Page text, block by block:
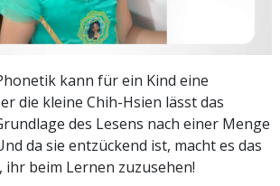
kann für ein Kind eine
die kleine Chih-Hsien lässt das
des Lesens nach einer Menge
da sie entzückend ist, macht es das
ihr beim Lernen zuzusehen!